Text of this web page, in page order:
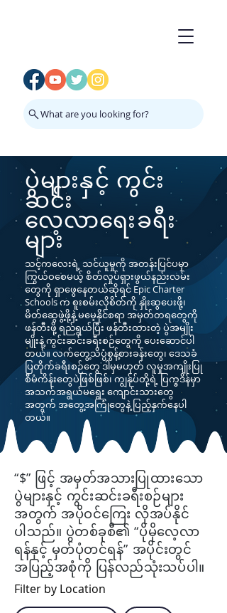
What are you looking for?
ပွဲများနှင့် ကွင်း
ဆင်း
လေ့လာရေးခရီး
များ
သင့်ကလေးရဲ့ သင်ယူမှုကို အတန်းပြင်ပမှာ
ကြွယ်ဝစေမယ့် စိတ်လှုပ်ရှားဖွယ်နည်းလမ်း
တွေကို ရှာဖွေနေတယ်ဆိုရင် Epic Charter
Schools က စူးစမ်းလိုစိတ်ကို နှိုးဆွပေးဖို့၊
မိတ်ဆွေဖွဲ့ဖို့နဲ့ မမေ့နိုင်စရာ အမှတ်တရတွေကို
ဖန်တီးဖို့ ရည်ရွယ်ပြီး ဖန်တီးထားတဲ့ ပွဲအမျိုး
မျိုးနဲ့ ကွင်းဆင်းခရီးစဉ်တွေကို ပေးဆောင်ပါ
တယ်။ လက်တွေ့သိပ္ပံစွန့်စားခန်းတွေ၊ ဒေသခံ
ပြတိုက်ခရီးစဉ်တွေ ဒါမှမဟုတ် လူမှုအကျိုးပြု
စီမံကိန်းတွေပဲဖြစ်ဖြစ်၊ ကျွန်ုပ်တို့ရဲ့ ပြက္ခဒိန်မှာ
အသက်အရွယ်မရွေး ကျောင်းသားတွေ
အတွက် အတွေ့အကြုံတွေနဲ့ ပြည့်နှက်နေပါ
တယ်။
“$” ဖြင့် အမှတ်အသားပြုထားသော
ပွဲများနှင့် ကွင်းဆင်းခရီးစဉ်များ
အတွက် အပိုဝင်ကြေး လိုအပ်နိုင်
ပါသည်။ ပွဲတစ်ခုစီ၏ “ပိုမိုလေ့လာ
ရန်နှင့် မှတ်ပုံတင်ရန်” အပိုင်းတွင်
အပြည့်အစုံကို ပြန်လည်သုံးသပ်ပါ။
Filter by Location